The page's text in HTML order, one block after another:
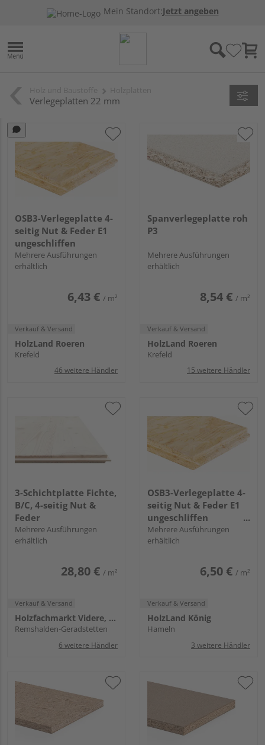
Mein Standort:Jetzt angeben
Verlegeplatten 22 mm
OSB3-Verlegeplatte 4-
seitig Nut & Feder E1
ungeschliffen
Mehrere Ausführungen
erhältlich
6,43 € / m²
Verkauf & Versand
HolzLand Roeren
Krefeld
46 weitere Händler
Spanverlegeplatte roh
P3
Mehrere Ausführungen
erhältlich
8,54 € / m²
Verkauf & Versand
HolzLand Roeren
Krefeld
15 weitere Händler
3-Schichtplatte Fichte,
B/C, 4-seitig Nut &
Feder
Mehrere Ausführungen
erhältlich
28,80 € / m²
Verkauf & Versand
Holzfachmarkt Videre, Remshalden
Remshalden-Geradstetten
6 weitere Händler
OSB3-Verlegeplatte 4-
seitig Nut & Feder E1
ungeschliffen
(Paketabnahme)
Mehrere Ausführungen
erhältlich
6,50 € / m²
Verkauf & Versand
HolzLand König
Hameln
3 weitere Händler